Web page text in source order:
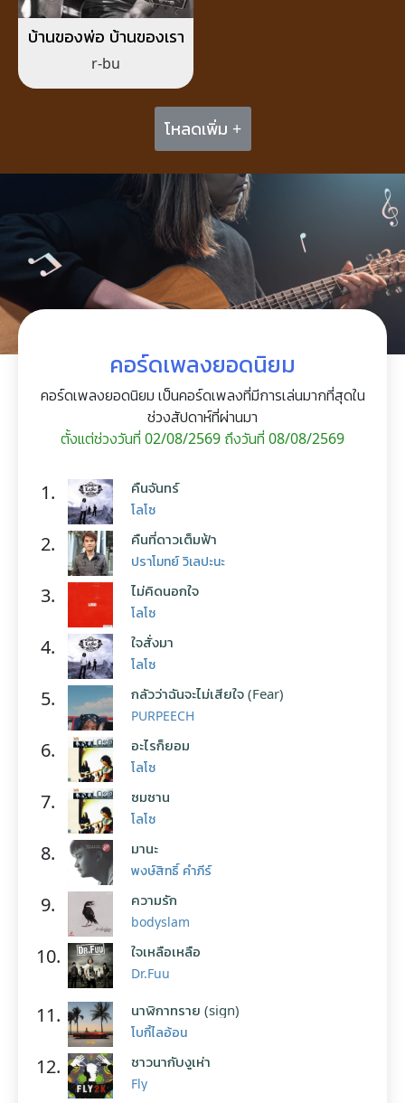
บ้านของพ่อ บ้านของเรา
r-bu
โหลดเพิ่ม +
คอร์ดเพลงยอดนิยม
คอร์ดเพลงยอดนิยม เป็นคอร์ดเพลงที่มีการเล่นมากที่สุดใน
ช่วงสัปดาห์ที่ผ่านมา
ตั้งแต่ช่วงวันที่ 02/08/2569 ถึงวันที่ 08/08/2569
1. คืนจันทร์
โลโซ
2. คืนที่ดาวเต็มฟ้า
ปราโมทย์ วิเลปะนะ
3. ไม่คิดนอกใจ
โลโซ
4. ใจสั่งมา
โลโซ
5. กลัวว่าฉันจะไม่เสียใจ (Fear)
PURPEECH
6. อะไรก็ยอม
โลโซ
7. ซมซาน
โลโซ
8. มานะ
พงษ์สิทธิ์ คำภีร์
9. ความรัก
bodyslam
10. ใจเหลือเหลือ
Dr.Fuu
11. นาฬิกาทราย (sign)
โบกี้ไลอ้อน
12. ชาวนากับงูเห่า
Fly